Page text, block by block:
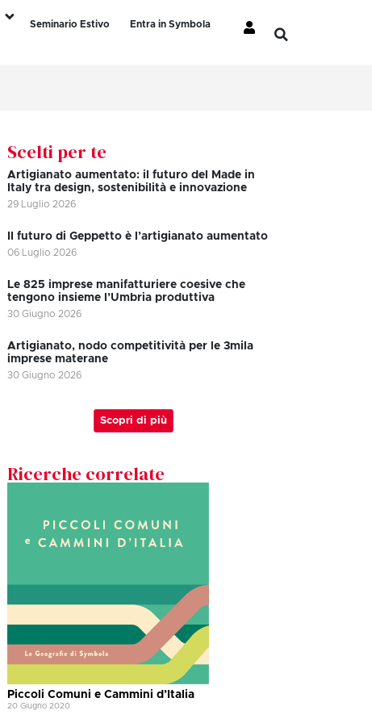
Seminario Estivo
Entra in Symbola
Scelti per te
Artigianato aumentato: il futuro del Made in
Italy tra design, sostenibilità e innovazione
29 Luglio 2026
II futuro di Geppetto è l’artigianato aumentato
06 Luglio 2026
Le 825 imprese manifatturiere coesive che
tengono insieme l’Umbria produttiva
30 Giugno 2026
Artigianato, nodo competitività per le 3mila
imprese materane
30 Giugno 2026
Scopri di più
Ricerche correlate
Piccoli Comuni e Cammini d’Italia
20 Giugno 2020